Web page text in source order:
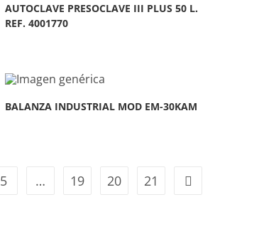
AUTOCLAVE PRESOCLAVE III PLUS 50 L.
REF. 4001770
BALANZA INDUSTRIAL MOD EM-30KAM
5 … 19 20 21